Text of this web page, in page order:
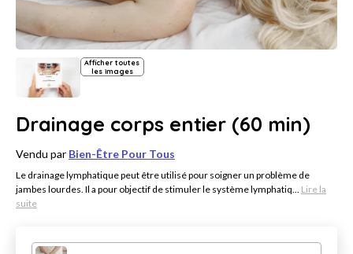
Afficher toutes
les images
Drainage corps entier (60 min)
Vendu par Bien-Être Pour Tous
Le drainage lymphatique peut être utilisé pour soigner un problème de
jambes lourdes. Il a pour objectif de stimuler le système lymphatiq... Lire la
suite